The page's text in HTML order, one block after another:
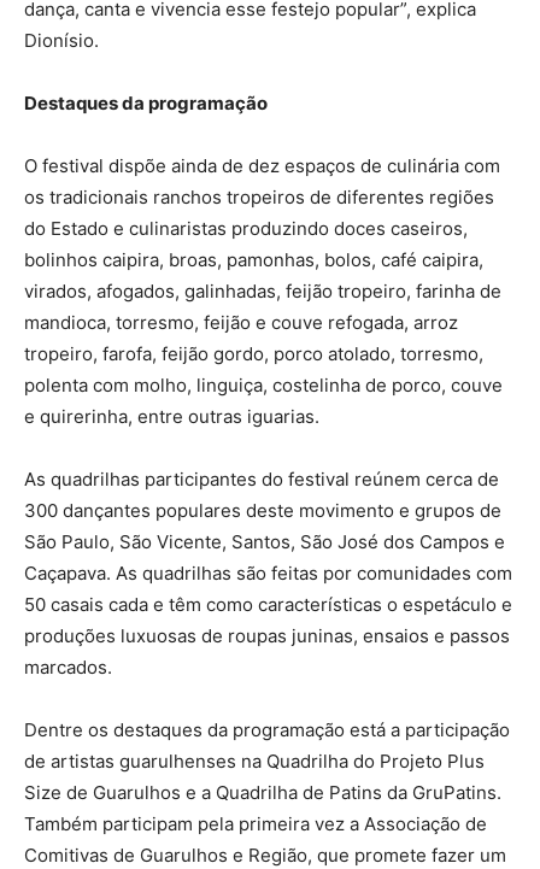
dança, canta e vivencia esse festejo popular”, explica
Dionísio.
Destaques da programação
O festival dispõe ainda de dez espaços de culinária com
os tradicionais ranchos tropeiros de diferentes regiões
do Estado e culinaristas produzindo doces caseiros,
bolinhos caipira, broas, pamonhas, bolos, café caipira,
virados, afogados, galinhadas, feijão tropeiro, farinha de
mandioca, torresmo, feijão e couve refogada, arroz
tropeiro, farofa, feijão gordo, porco atolado, torresmo,
polenta com molho, linguiça, costelinha de porco, couve
e quirerinha, entre outras iguarias.
As quadrilhas participantes do festival reúnem cerca de
300 dançantes populares deste movimento e grupos de
São Paulo, São Vicente, Santos, São José dos Campos e
Caçapava. As quadrilhas são feitas por comunidades com
50 casais cada e têm como características o espetáculo e
produções luxuosas de roupas juninas, ensaios e passos
marcados.
Dentre os destaques da programação está a participação
de artistas guarulhenses na Quadrilha do Projeto Plus
Size de Guarulhos e a Quadrilha de Patins da GruPatins.
Também participam pela primeira vez a Associação de
Comitivas de Guarulhos e Região, que promete fazer um